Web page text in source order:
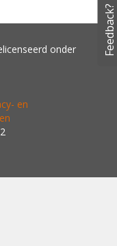
onder
en
Feedback?